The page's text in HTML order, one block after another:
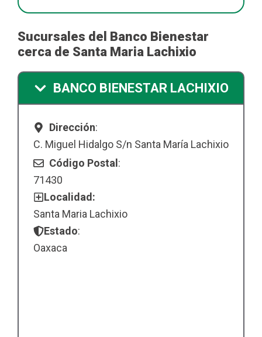
Sucursales del Banco Bienestar
cerca de Santa Maria Lachixio
BANCO BIENESTAR LACHIXIO
Dirección:
C. Miguel Hidalgo S/n Santa María Lachixio
Código Postal :
71430
Localidad:
Santa Maria Lachixio
Estado:
Oaxaca